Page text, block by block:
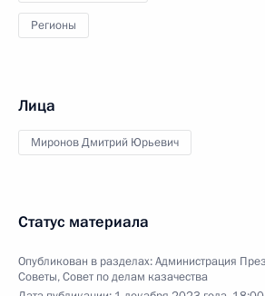
Регионы
Лица
Миронов Дмитрий Юрьевич
Статус материала
Опубликован в разделах:Администрация
Советы,Совет по делам казачества